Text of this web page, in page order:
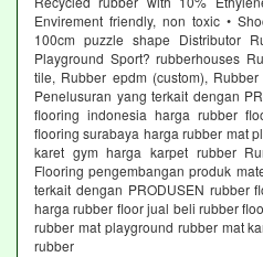
Envirement friendly, non toxic •
100cm puzzle shape Distributor
Playground Sport? rubberhouses
tile, Rubber epdm (custom),
Penelusuran yang terkait dengan
flooring indonesia harga rubber
flooring surabaya harga rubber mat
karet gym harga karpet rubber
Flooring pengembangan produk
terkait dengan PRODUSEN rubber
harga rubber floor jual beli rubber
rubber mat playground rubber mat
rubber